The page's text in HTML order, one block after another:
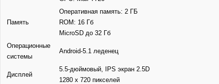
Память
Оперативная память: 2 ГБ
ROM: 16 Гб
MicroSD до 32 Гб
Операционные
системы
Android-5.1 леденец
Дисплей
5.5-дюймовый, IPS экран 2.5D
1280 х 720 пикселей